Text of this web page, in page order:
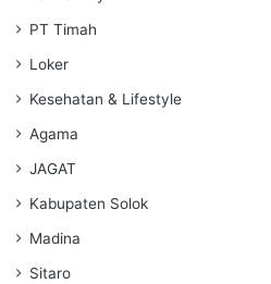
PT Timah
Loker
Kesehatan & Lifestyle
Agama
JAGAT
Kabupaten Solok
Madina
Sitaro